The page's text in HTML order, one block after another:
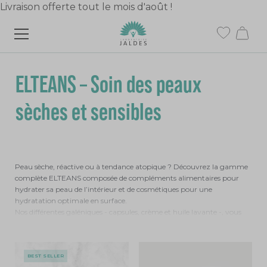
Livraison offerte tout le mois d'août !
ELTEANS – Soin des peaux
sèches et sensibles
Peau sèche, réactive ou à tendance atopique ? Découvrez la gamme
complète ELTEANS composée de compléments alimentaires pour
hydrater sa peau de l’intérieur et de cosmétiques pour une
hydratation optimale en surface.
Nos différentes galéniques - capsules, crème et huile lavante -, vous
BEST SELLER